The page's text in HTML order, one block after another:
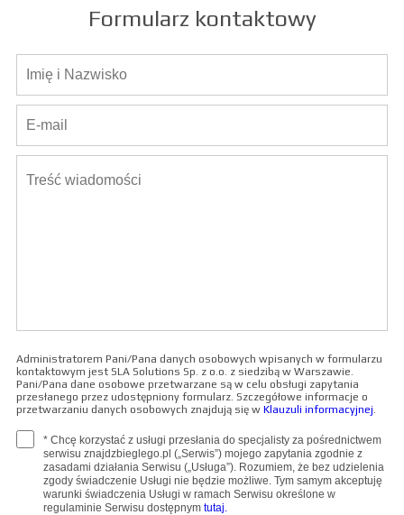
Formularz kontaktowy
Administratorem Pani/Pana danych osobowych wpisanych w formularzu
kontaktowym jest SLA Solutions Sp. z o.o. z siedzibą w Warszawie.
Pani/Pana dane osobowe przetwarzane są w celu obsługi zapytania
przesłanego przez udostępniony formularz. Szczegółowe informacje o
przetwarzaniu danych osobowych znajdują się w Klauzuli informacyjnej.
* Chcę korzystać z usługi przesłania do specjalisty za pośrednictwem
serwisu znajdzbieglego.pl („Serwis”) mojego zapytania zgodnie z
zasadami działania Serwisu („Usługa”). Rozumiem, że bez udzielenia
zgody świadczenie Usługi nie będzie możliwe. Tym samym akceptuję
warunki świadczenia Usługi w ramach Serwisu określone w
regulaminie Serwisu dostępnym tutaj.